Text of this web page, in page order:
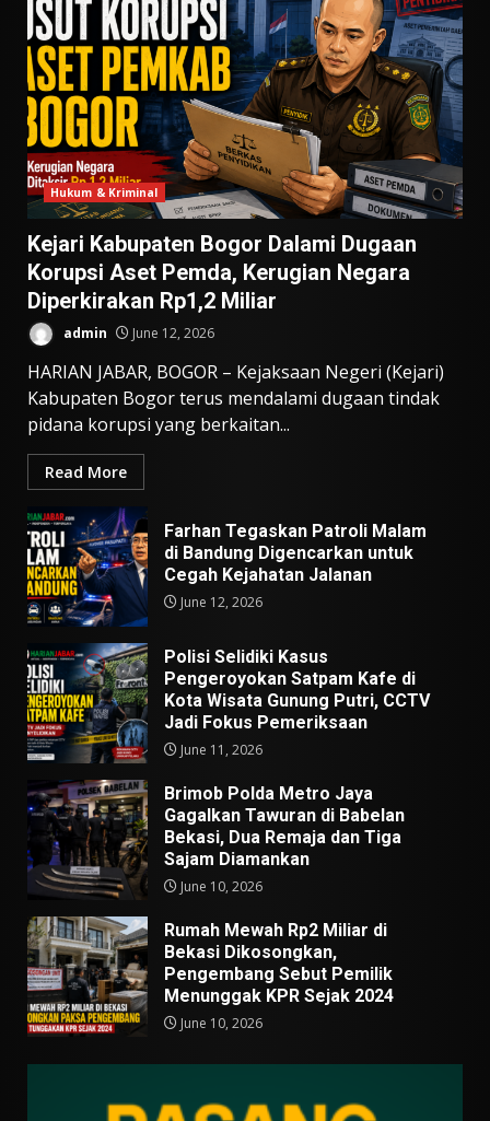
Hukum & Kriminal
Kejari Kabupaten Bogor Dalami Dugaan
Korupsi Aset Pemda, Kerugian Negara
Diperkirakan Rp1,2 Miliar
admin June 12, 2026
HARIAN JABAR, BOGOR – Kejaksaan Negeri (Kejari)
Kabupaten Bogor terus mendalami dugaan tindak
pidana korupsi yang berkaitan...
Read More
Farhan Tegaskan Patroli Malam
di Bandung Digencarkan untuk
Cegah Kejahatan Jalanan
June 12, 2026
Polisi Selidiki Kasus
Pengeroyokan Satpam Kafe di
Kota Wisata Gunung Putri, CCTV
Jadi Fokus Pemeriksaan
June 11, 2026
Brimob Polda Metro Jaya
Gagalkan Tawuran di Babelan
Bekasi, Dua Remaja dan Tiga
Sajam Diamankan
June 10, 2026
Rumah Mewah Rp2 Miliar di
Bekasi Dikosongkan,
Pengembang Sebut Pemilik
Menunggak KPR Sejak 2024
June 10, 2026